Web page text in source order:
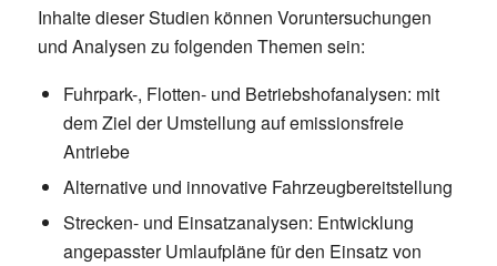
Inhalte dieser Studien können Voruntersuchungen
und Analysen zu folgenden Themen sein:
Fuhrpark-, Flotten- und Betriebshofanalysen: mit
dem Ziel der Umstellung auf emissionsfreie
Antriebe
Alternative und innovative Fahrzeugbereitstellung
Strecken- und Einsatzanalysen: Entwicklung
angepasster Umlaufpläne für den Einsatz von